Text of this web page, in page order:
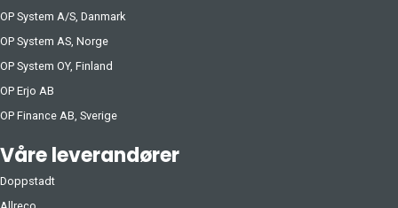
OP System A/S, Danmark
OP System AS, Norge
OP System OY, Finland
OP Erjo AB
OP Finance AB, Sverige
Våre leverandører
Doppstadt